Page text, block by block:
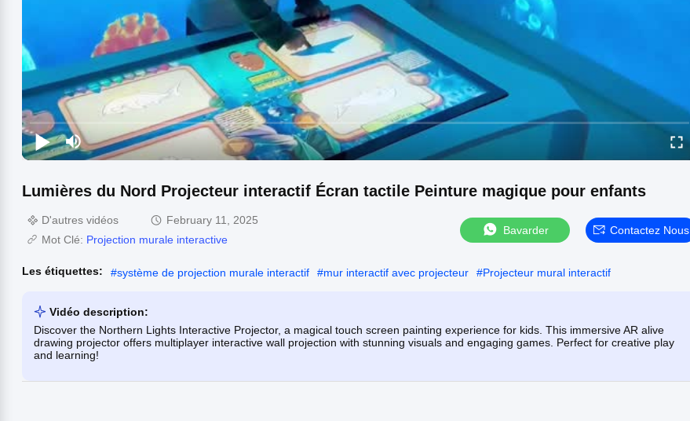
Lumières du Nord Projecteur interactif Écran tactile Peinture magique pour enfants
D'autres vidéos
February 11, 2025
Mot Clé: Projection murale interactive
Bavarder Contactez Nous
Les étiquettes: #système de projection murale interactif #mur interactif avec projecteur #Projecteur mural interactif
Vidéo description:
Discover the Northern Lights Interactive Projector, a magical touch screen painting experience for kids. This immersive AR alive
drawing projector offers multiplayer interactive wall projection with stunning visuals and engaging games. Perfect for creative play
and learning!